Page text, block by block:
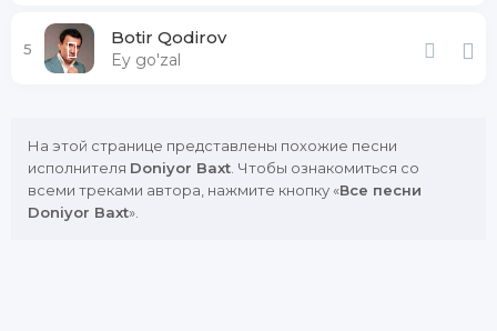
5
Botir Qodirov
Ey go'zal
На этой странице представлены похожие песни
исполнителя Doniyor Baxt . Чтобы ознакомиться со
всеми треками автора, нажмите кнопку «Все песни
Doniyor Baxt».